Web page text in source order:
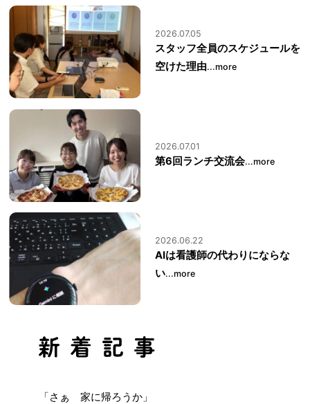
2026.07.05
スタッフ全員のスケジュールを
空けた理由...more
2026.07.01
第6回ランチ交流会...more
2026.06.22
AIは看護師の代わりにならな
い...more
「さぁ 家に帰ろうか」